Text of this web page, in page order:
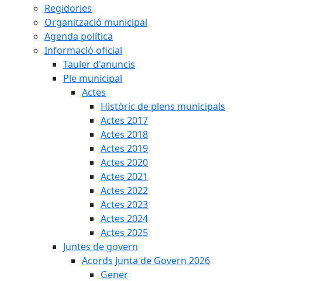
Regidories
Organització municipal
Agenda política
Informació oficial
Tauler d'anuncis
Ple municipal
Actes
Històric de plens municipals
Actes 2017
Actes 2018
Actes 2019
Actes 2020
Actes 2021
Actes 2022
Actes 2023
Actes 2024
Actes 2025
Juntes de govern
Acords Junta de Govern 2026
Gener